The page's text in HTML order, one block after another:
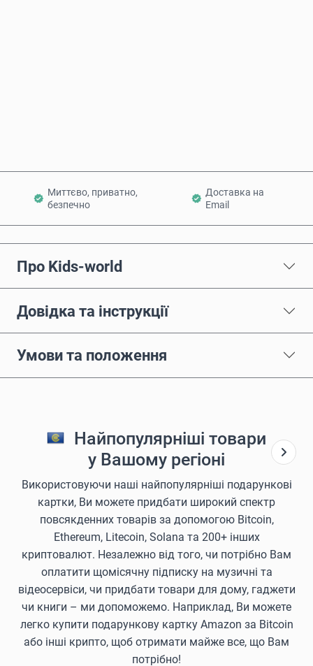
Миттєво, приватно,
безпечно
Доставка на
Email
Про Kids-world
Довідка та інструкції
Умови та положення
Найпопулярніші товари
у Вашому регіоні
Використовуючи наші найпопулярніші подарункові
картки, Ви можете придбати широкий спектр
повсякденних товарів за допомогою Bitcoin,
Ethereum, Litecoin, Solana та 200+ інших
криптовалют. Незалежно від того, чи потрібно Вам
оплатити щомісячну підписку на музичні та
відеосервіси, чи придбати товари для дому, гаджети
чи книги – ми допоможемо. Наприклад, Ви можете
легко купити подарункову картку Amazon за Bitcoin
або інші крипто, щоб отримати майже все, що Вам
потрібно!